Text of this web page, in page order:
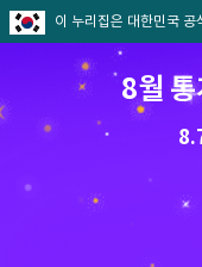
이 누리집은 대한민국
8월